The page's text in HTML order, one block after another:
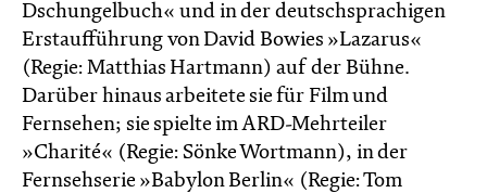
Dschungelbuch« und in der deutschsprachigen
Erstaufführung von David Bowies »Lazarus«
(Regie: Matthias Hartmann) auf der Bühne.
Darüber hinaus arbeitete sie für Film und
Fernsehen; sie spielte im ARD-Mehrteiler
»Charité« (Regie: Sönke Wortmann), in der
Fernsehserie »Babylon Berlin« (Regie: Tom